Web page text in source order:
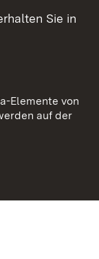
Sie in
Elemente von
auf der